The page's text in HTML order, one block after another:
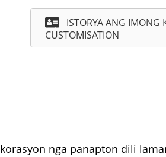
ISTORYA ANG IMONG
CUSTOMISATION
nga panapton dili